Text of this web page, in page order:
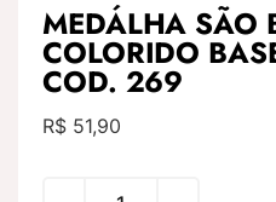
MEDÁLHA SÃO
COLORIDO
COD. 269
R$ 51,90